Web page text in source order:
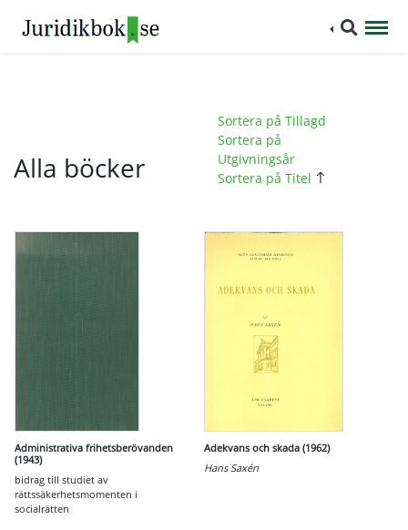
Alla böcker
Sortera på Tillagd
Sortera på
Utgivningsår
Sortera på Titel
Administrativa frihetsberövanden
(1943)
bidrag till studiet av
rättssäkerhetsmomenten i
socialrätten
Adekvans och skada (1962)
Hans Saxén